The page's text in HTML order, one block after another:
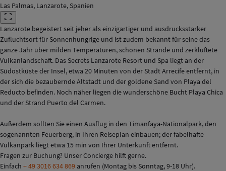
Las Palmas, Lanzarote, Spanien
Lanzarote begeistert seit jeher als einzigartiger und ausdrucksstarker
Zufluchtsort für Sonnenhungrige und ist zudem bekannt für seine das
ganze Jahr über milden Temperaturen, schönen Strände und zerklüftete
Vulkanlandschaft. Das Secrets Lanzarote Resort und Spa liegt an der
Südostküste der Insel, etwa 20 Minuten von der Stadt Arrecife entfernt, in
der sich die bezaubernde Altstadt und der goldene Sand von Playa del
Reducto befinden. Noch näher liegen die wunderschöne Bucht Playa Chica
und der Strand Puerto del Carmen.
Außerdem sollten Sie einen Ausflug in den Timanfaya-Nationalpark, den
sogenannten Feuerberg, in Ihren Reiseplan einbauen; der fabelhafte
Vulkanpark liegt etwa 15 min von Ihrer Unterkunft entfernt.
Fragen zur Buchung? Unser Concierge hilft gerne.
Einfach + 49 3016 634 869 anrufen (Montag bis Sonntag, 9-18 Uhr).